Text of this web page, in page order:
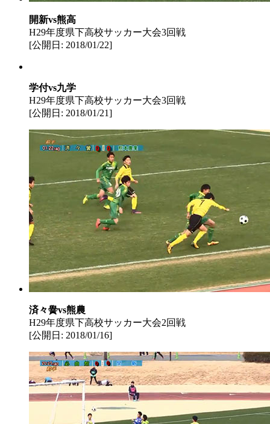
開新vs熊高
H29年度県下高校サッカー大会3回戦
[公開日: 2018/01/22]
学付vs九学
H29年度県下高校サッカー大会3回戦
[公開日: 2018/01/21]
済々黌vs熊農
H29年度県下高校サッカー大会2回戦
[公開日: 2018/01/16]